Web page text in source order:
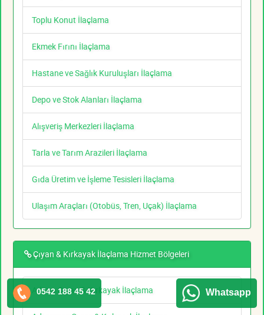
Toplu Konut İlaçlama
Ekmek Fırını İlaçlama
Hastane ve Sağlık Kuruluşları İlaçlama
Depo ve Stok Alanları İlaçlama
Alışveriş Merkezleri İlaçlama
Tarla ve Tarım Arazileri İlaçlama
Gıda Üretim ve İşleme Tesisleri İlaçlama
Ulaşım Araçları (Otobüs, Tren, Uçak) İlaçlama
Çıyan & Kırkayak İlaçlama Hizmet Bölgeleri
Adana Çıyan & Kırkayak İlaçlama
0542 188 45 42 Whatsapp